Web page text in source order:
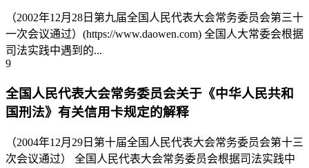
（2002年12月28日第九届全国人民代表大会常务委员会第三十
一次会议通过）(https://www.daowen.com) 全国人大常委会根据
司法实践中遇到的...
9
全国人民代表大会常务委员会关于《中华人民共和
国刑法》有关信用卡规定的解释
（2004年12月29日第十届全国人民代表大会常务委员会第十三
次会议通过） 全国人民代表大会常务委员会根据司法实践中